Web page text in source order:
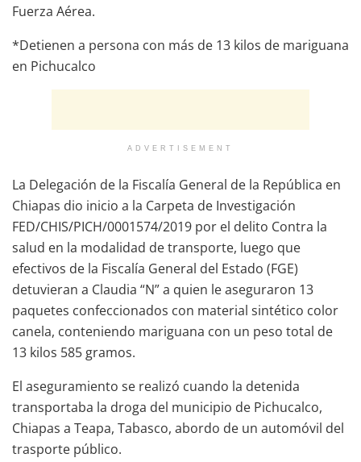
Fuerza Aérea.
*Detienen a persona con más de 13 kilos de mariguana
en Pichucalco
ADVERTISEMENT
La Delegación de la Fiscalía General de la República en
Chiapas dio inicio a la Carpeta de Investigación
FED/CHIS/PICH/0001574/2019 por el delito Contra la
salud en la modalidad de transporte, luego que
efectivos de la Fiscalía General del Estado (FGE)
detuvieran a Claudia “N” a quien le aseguraron 13
paquetes confeccionados con material sintético color
canela, conteniendo mariguana con un peso total de
13 kilos 585 gramos.
El aseguramiento se realizó cuando la detenida
transportaba la droga del municipio de Pichucalco,
Chiapas a Teapa, Tabasco, abordo de un automóvil del
trasporte público.